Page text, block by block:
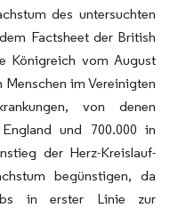
des untersuchten
Factsheet der British
Königreich vom August
im Vereinigten
von denen
und 700.000 in
der Herz-Kreislauf-
begünstigen, da
in erster Linie zur